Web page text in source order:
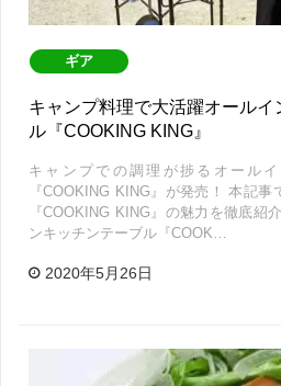
ギア
キャンプ料理で大活躍オール
ル『COOKING KING』
キャンプでの調理が捗るオール
『COOKING KING』が発売！ 本記
『COOKING KING』の魅力を徹底紹
ンキッチンテーブル『COOK…
2020年5月26日